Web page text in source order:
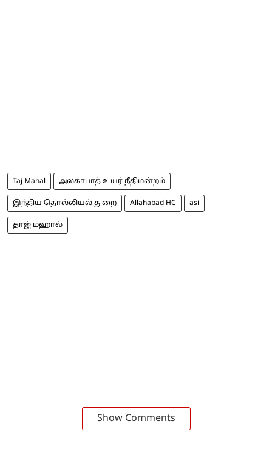
Taj Mahal அலகாபாத் உயர் நீதிமன்றம்
இந்திய தொல்லியல் துறை Allahabad HC asi
தாஜ் மஹால்
Show Comments